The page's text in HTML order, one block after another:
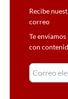
Recibe
correo
Te
con